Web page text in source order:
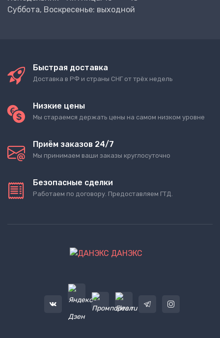
Суббота, Воскресенье: выходной
Быстрая доставка
Доставка в РФ и страны СНГ от трёх недель
Низкие цены
Мы стараемся держать цены на самом низком уровне
Приём заказов 24/7
Мы принимаем ваши заказы круглосуточно
Безопасные сделки
Работаем по договору. Предоставляем ГТД.
ДАНЭКС